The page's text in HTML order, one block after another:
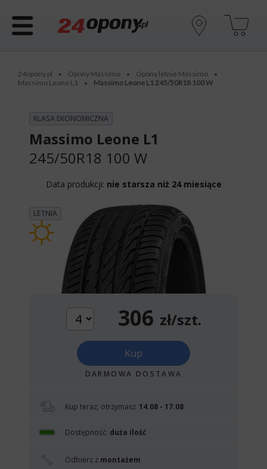
24opony.pl • Opony Massimo • Opony letnie Massimo •
Massimo Leone L1 • Massimo Leone L1 245/50R18 100 W
KLASA EKONOMICZNA
Massimo Leone L1
245/50R18 100 W
Data produkcji: nie starsza niż 24 miesiące
LETNIA
306 zł/szt.
Kup
DARMOWA DOSTAWA
Kup teraz, otrzymasz 14.08 - 17.08
Dostępność: duża ilość
Odbierz z montażem